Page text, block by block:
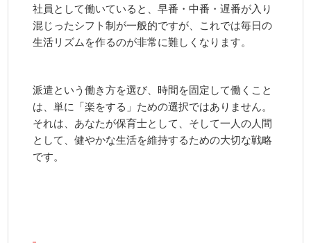
社員として働いていると、早番・中番・遅番が入り
混じったシフト制が一般的ですが、これでは毎日の
生活リズムを作るのが非常に難しくなります。
派遣という働き方を選び、時間を固定して働くこと
は、単に「楽をする」ための選択ではありません。
それは、あなたが保育士として、そして一人の人間
として、健やかな生活を維持するための大切な戦略
です。